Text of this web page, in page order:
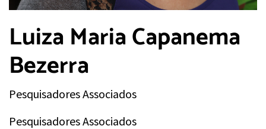
Luiza Maria Capanema
Bezerra
Pesquisadores Associados
Pesquisadores Associados